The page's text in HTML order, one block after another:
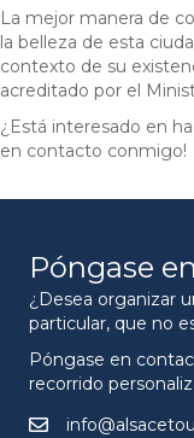
La mejor manera de
la belleza de esta
contexto de su
acreditado por el
¿Está interesado en
en contacto conmigo!
Póngase
¿Desea organizar
particular, que no
Póngase en
recorrido